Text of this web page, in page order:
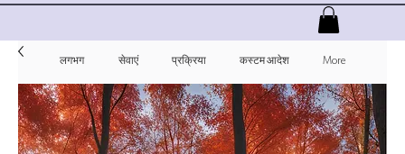
लगभग सेवाएं प्रक्रिया कस्टम आदेश More